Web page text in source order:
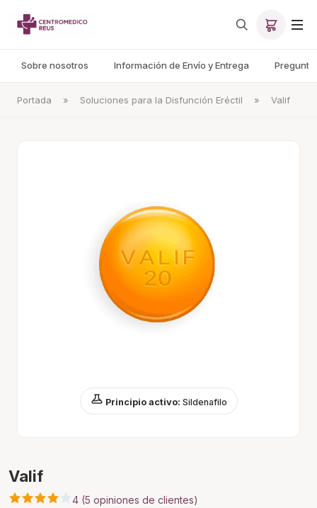
Sobre nosotros Información de Envío y Entrega
Portada » Soluciones para la Disfunción Eréctil » Valif
Principio activo: Sildenafilo
Valif
4 (5 opiniones de clientes)